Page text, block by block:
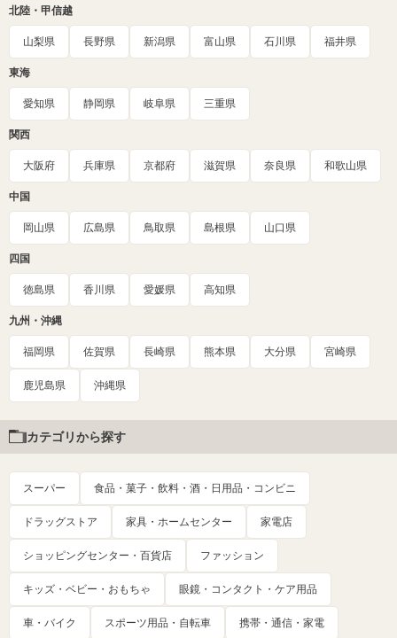
北陸・甲信越
山梨県 長野県 新潟県 富山県 石川県 福井県
東海
愛知県 静岡県 岐阜県 三重県
関西
大阪府 兵庫県 京都府 滋賀県 奈良県 和歌山県
中国
岡山県 広島県 鳥取県 島根県 山口県
四国
徳島県 香川県 愛媛県 高知県
九州・沖縄
福岡県 佐賀県 長崎県 熊本県 大分県 宮崎県
鹿児島県 沖縄県
カテゴリから探す
スーパー 食品・菓子・飲料・酒・日用品・コンビニ
ドラッグストア 家具・ホームセンター 家電店
ショッピングセンター・百貨店 ファッション
キッズ・ベビー・おもちゃ 眼鏡・コンタクト・ケア用品
車・バイク スポーツ用品・自転車 携帯・通信・家電